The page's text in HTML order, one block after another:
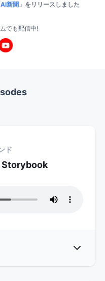
AI新聞 」をリリースしました
でも配信中!
ド
Show